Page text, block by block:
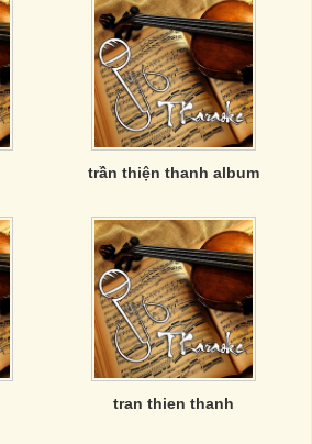
trần thiện thanh album
tran thien thanh